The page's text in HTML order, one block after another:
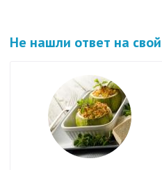
Не нашли ответ на